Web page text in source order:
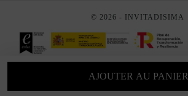
AJOUTER AU PANIER
© 2026 - INVITADISIMA